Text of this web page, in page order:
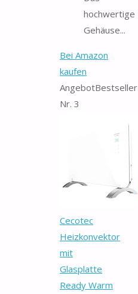
hochwertige
Gehäuse...
Bei Amazon
kaufen
AngebotBestseller
Nr. 3
Cecotec
Heizkonvektor
mit
Glasplatte
Ready Warm